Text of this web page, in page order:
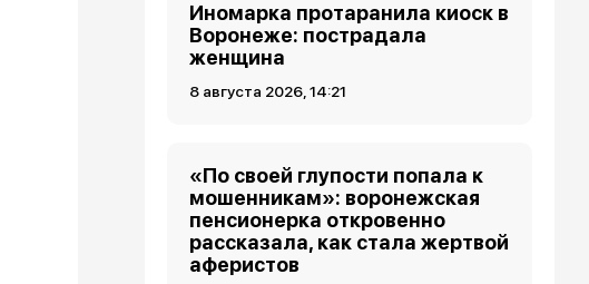
Иномарка протаранила киоск в
Воронеже: пострадала
женщина
8 августа 2026, 14:21
«По своей глупости попала к
мошенникам»: воронежская
пенсионерка откровенно
рассказала, как стала жертвой
аферистов